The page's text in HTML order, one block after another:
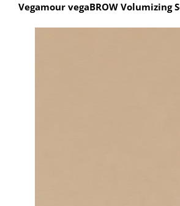
Vegamour vegaBROW Volumizing